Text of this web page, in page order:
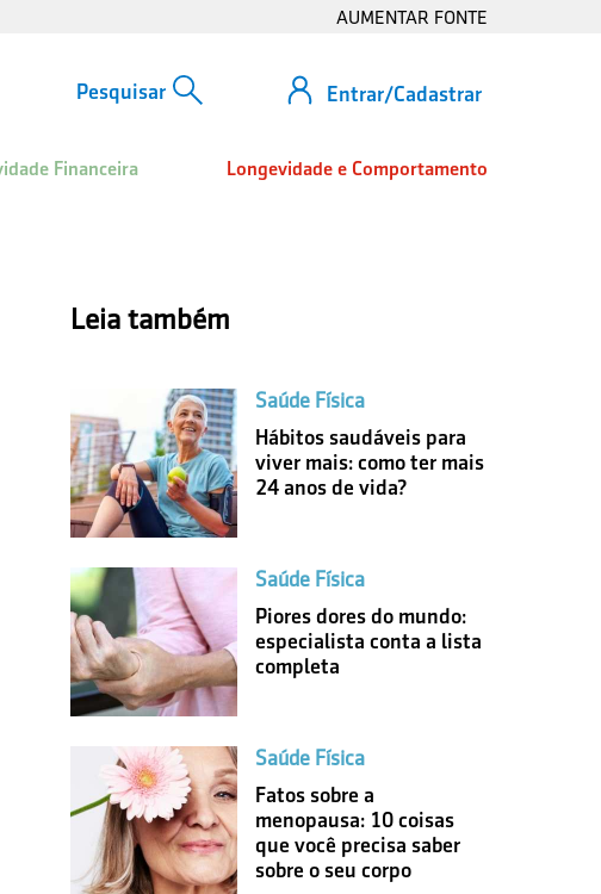
AUMENTAR FONTE
Entrar/Cadastrar
Financeira Longevidade e Comportamento
Leia também
Saúde Física
Hábitos saudáveis para
viver mais: como ter mais
24 anos de vida?
Saúde Física
Piores dores do mundo:
especialista conta a lista
completa
Saúde Física
Fatos sobre a
menopausa: 10 coisas
que você precisa saber
sobre o seu corpo